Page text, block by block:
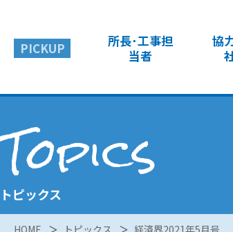
PICKUP
所長･工事担
当者
協
Topics
トピックス
HOME トピックス 経済界2021年5月号